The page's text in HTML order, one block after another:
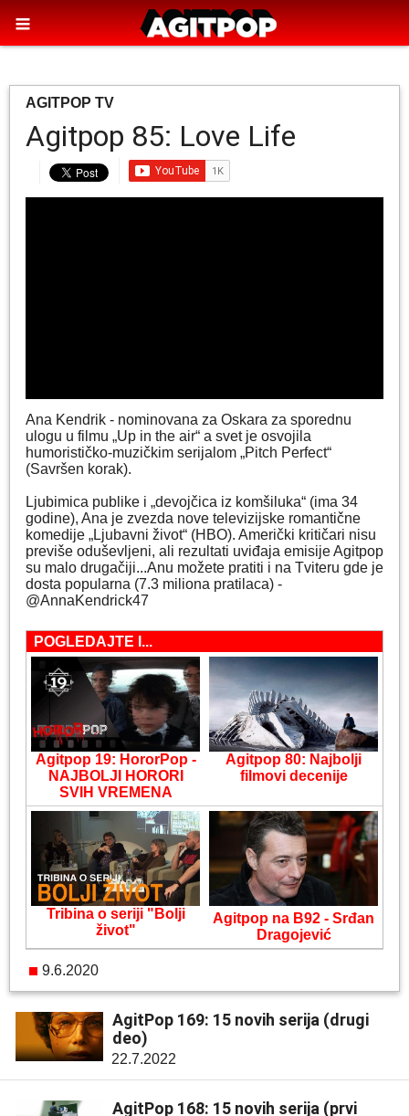
AGITPOP TV
Agitpop 85: Love Life
Ana Kendrik - nominovana za Oskara za sporednu
ulogu u filmu „Up in the air“ a svet je osvojila
humorističko-muzičkim serijalom „Pitch Perfect“
(Savršen korak).
Ljubimica publike i „devojčica iz komšiluka“ (ima 34
godine), Ana je zvezda nove televizijske romantične
komedije „Ljubavni život“ (HBO). Američki kritičari nisu
previše oduševljeni, ali rezultati uviđaja emisije Agitpop
su malo drugačiji...Anu možete pratiti i na Tviteru gde je
dosta popularna (7.3 miliona pratilaca) -
@AnnaKendrick47
POGLEDAJTE I...
Agitpop 19: HororPop -
NAJBOLJI HORORI
SVIH VREMENA
Agitpop 80: Najbolji
filmovi decenije
Tribina o seriji "Bolji
život"
Agitpop na B92 - Srđan
Dragojević
9.6.2020
AgitPop 169: 15 novih serija (drugi
deo)
22.7.2022
AgitPop 168: 15 novih serija (prvi